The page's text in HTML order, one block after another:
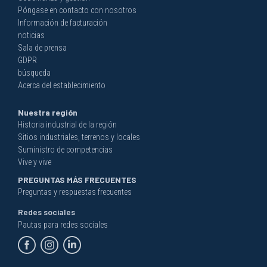
Póngase en contacto con nosotros
Información de facturación
noticias
Sala de prensa
GDPR
búsqueda
Acerca del establecimiento
Nuestra región
Historia industrial de la región
Sitios industriales, terrenos y locales
Suministro de competencias
Vive y vive
PREGUNTAS MÁS FRECUENTES
Preguntas y respuestas frecuentes
Redes sociales
Pautas para redes sociales